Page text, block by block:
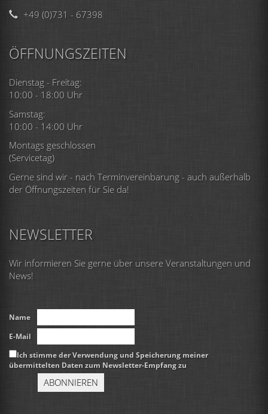
+49 (0)731 - 67398
ÖFFNUNGSZEITEN
Dienstag - Freitag:
10:00 - 18:00 Uhr
Samstag:
10:00 - 14:00 Uhr
Montags geschlossen
(Servicetag)
Gerne sind wir - nach Terminvereinbarung - auch außerhalb
der Öffnungszeiten für Sie da!
NEWSLETTER
Wir informieren Sie gerne über unsere Veranstaltungen und
News!
Name
E-Mail
Ich stimme der Verwendung und Speicherung meiner
übermittelten Daten zum Newsletter-Empfang zu